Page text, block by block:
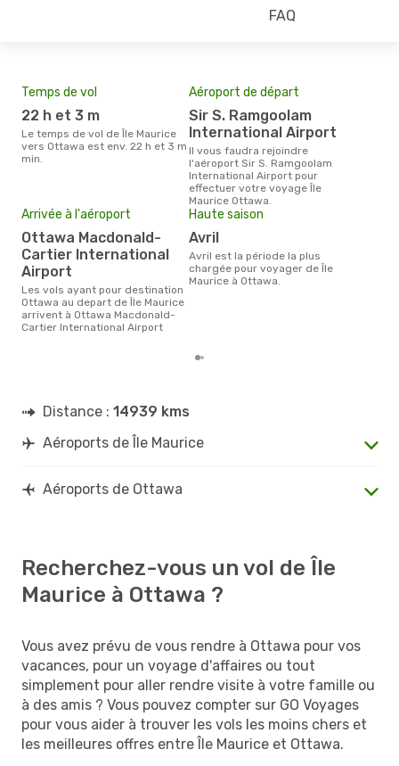
FAQ
Temps de vol
22 h et 3 m
Le temps de vol de Île Maurice
vers Ottawa est env. 22 h et 3 m
min.
Aéroport de départ
Sir S. Ramgoolam
International Airport
Il vous faudra rejoindre
l'aéroport Sir S. Ramgoolam
International Airport pour
effectuer votre voyage Île
Maurice Ottawa.
Arrivée à l'aéroport
Ottawa Macdonald-
Cartier International
Airport
Les vols ayant pour destination
Ottawa au depart de Île Maurice
arrivent à Ottawa Macdonald-
Cartier International Airport
Haute saison
avril
avril est la période la plus
chargée pour voyager de Île
Maurice à Ottawa.
Distance : 14939 kms
Aéroports de Île Maurice
Aéroports de Ottawa
Recherchez-vous un vol de Île
Maurice à Ottawa ?
Vous avez prévu de vous rendre à Ottawa pour vos
vacances, pour un voyage d'affaires ou tout
simplement pour aller rendre visite à votre famille ou
à des amis ? Vous pouvez compter sur GO Voyages
pour vous aider à trouver les vols les moins chers et
les meilleures offres entre Île Maurice et Ottawa.